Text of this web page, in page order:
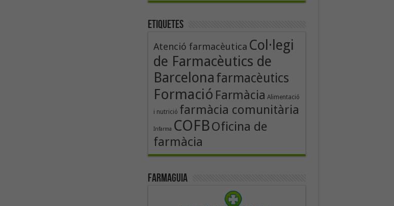
Etiquetes
Atenció farmacèutica Col·legi
de Farmacèutics de
Barcelona farmacèutics
Formació Farmàcia Alimentació
i nutrició farmàcia comunitària
Infarma COFBOficina de
farmàcia
Farmaguia